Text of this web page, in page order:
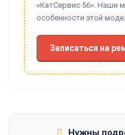
«КатСервис 56». Наши
особенности этой
Записаться на
Нужны